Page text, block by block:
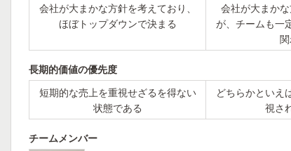
会社が大まかな方針を考えており、
ほぼトップダウンで決まる
会社が大まか
が、チームも一
長期的価値の優先度
短期的な売上を重視せざるを得ない
状態である
どちらかといえ
視さ
チームメンバー